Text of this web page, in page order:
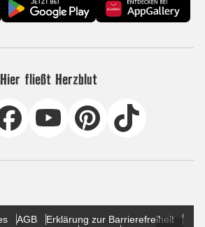
Hier fließt Herzblut
AGB
Erklärung zur Barrierefreiheit